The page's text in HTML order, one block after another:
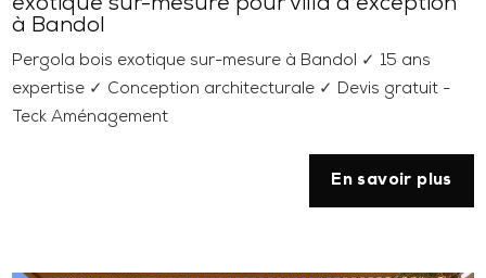
exotique sur-mesure pour villa d'exception
à Bandol
Pergola bois exotique sur-mesure à Bandol ✓ 15 ans
expertise ✓ Conception architecturale ✓ Devis gratuit -
Teck Aménagement
En savoir plus